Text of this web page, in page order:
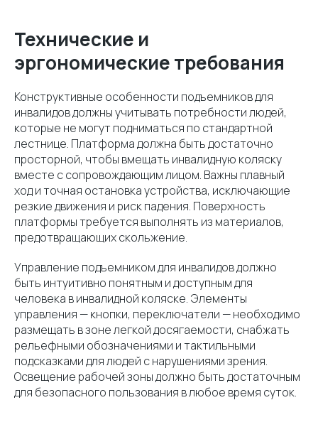
Технические и
эргономические требования
Конструктивные особенности подъемников для
инвалидов должны учитывать потребности людей,
которые не могут подниматься по стандартной
лестнице. Платформа должна быть достаточно
просторной, чтобы вмещать инвалидную коляску
вместе с сопровождающим лицом. Важны плавный
ход и точная остановка устройства, исключающие
резкие движения и риск падения. Поверхность
платформы требуется выполнять из материалов,
предотвращающих скольжение.
Управление подъемником для инвалидов должно
быть интуитивно понятным и доступным для
человека в инвалидной коляске. Элементы
управления — кнопки, переключатели — необходимо
размещать в зоне легкой досягаемости, снабжать
рельефными обозначениями и тактильными
подсказками для людей с нарушениями зрения.
Освещение рабочей зоны должно быть достаточным
для безопасного пользования в любое время суток.